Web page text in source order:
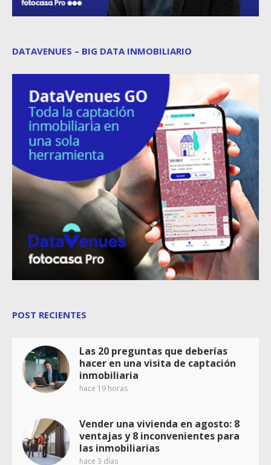
DATAVENUES – BIG DATA INMOBILIARIO
POST RECIENTES
Las 20 preguntas que deberías
hacer en una visita de captación
inmobiliaria
hace 19 horas
Vender una vivienda en agosto: 8
ventajas y 8 inconvenientes para
las inmobiliarias
hace 3 días